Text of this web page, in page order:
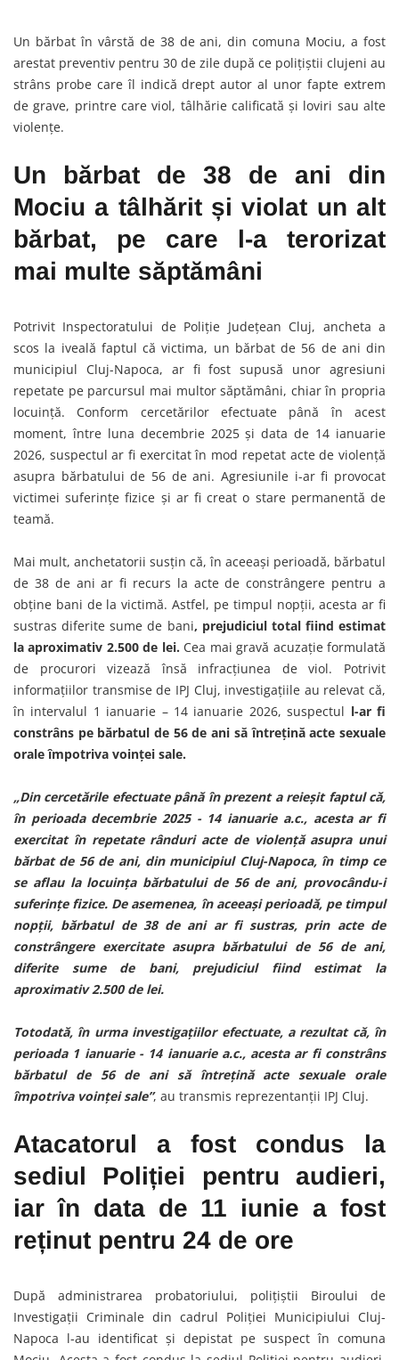
Un bărbat în vârstă de 38 de ani, din comuna Mociu, a fost
arestat preventiv pentru 30 de zile după ce polițiștii clujeni au
strâns probe care îl indică drept autor al unor fapte extrem
de grave, printre care viol, tâlhărie calificată și loviri sau alte
violențe.
Un bărbat de 38 de ani din
Mociu a tâlhărit și violat un alt
bărbat, pe care l-a terorizat
mai multe săptămâni
Potrivit Inspectoratului de Poliție Județean Cluj, ancheta a
scos la iveală faptul că victima, un bărbat de 56 de ani din
municipiul Cluj-Napoca, ar fi fost supusă unor agresiuni
repetate pe parcursul mai multor săptămâni, chiar în propria
locuință. Conform cercetărilor efectuate până în acest
moment, între luna decembrie 2025 și data de 14 ianuarie
2026, suspectul ar fi exercitat în mod repetat acte de violență
asupra bărbatului de 56 de ani. Agresiunile i-ar fi provocat
victimei suferințe fizice și ar fi creat o stare permanentă de
teamă.
Mai mult, anchetatorii susțin că, în aceeași perioadă, bărbatul
de 38 de ani ar fi recurs la acte de constrângere pentru a
obține bani de la victimă. Astfel, pe timpul nopții, acesta ar fi
sustras diferite sume de bani, prejudiciul total fiind estimat
la aproximativ 2.500 de lei. Cea mai gravă acuzație formulată
de procurori vizează însă infracțiunea de viol. Potrivit
informațiilor transmise de IPJ Cluj, investigațiile au relevat că,
în intervalul 1 ianuarie – 14 ianuarie 2026, suspectul l-ar fi
constrâns pe bărbatul de 56 de ani să întrețină acte sexuale
orale împotriva voinței sale.
„Din cercetările efectuate până în prezent a reieșit faptul că,
în perioada decembrie 2025 - 14 ianuarie a.c., acesta ar fi
exercitat în repetate rânduri acte de violență asupra unui
bărbat de 56 de ani, din municipiul Cluj-Napoca, în timp ce
se aflau la locuința bărbatului de 56 de ani, provocându-i
suferințe fizice. De asemenea, în aceeași perioadă, pe timpul
nopții, bărbatul de 38 de ani ar fi sustras, prin acte de
constrângere exercitate asupra bărbatului de 56 de ani,
diferite sume de bani, prejudiciul fiind estimat la
aproximativ 2.500 de lei.
Totodată, în urma investigațiilor efectuate, a rezultat că, în
perioada 1 ianuarie - 14 ianuarie a.c., acesta ar fi constrâns
bărbatul de 56 de ani să întrețină acte sexuale orale
împotriva voinței sale”, au transmis reprezentanții IPJ Cluj.
Atacatorul a fost condus la
sediul Poliției pentru audieri,
iar în data de 11 iunie a fost
reținut pentru 24 de ore
După administrarea probatoriului, polițiștii Biroului de
Investigații Criminale din cadrul Poliției Municipiului Cluj-
Napoca l-au identificat și depistat pe suspect în comuna